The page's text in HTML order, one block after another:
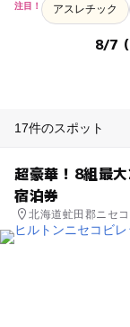
注目！ アスレチック
17件のスポット
超豪華！8組最
宿泊券
北海道虻田郡ニセ